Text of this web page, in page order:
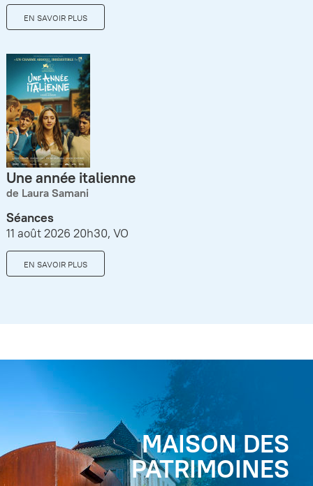
EN SAVOIR PLUS
Une année italienne
de Laura Samani
Séances
11 août 2026 20h30, VO
EN SAVOIR PLUS
MAISON DES
PATRIMOINES